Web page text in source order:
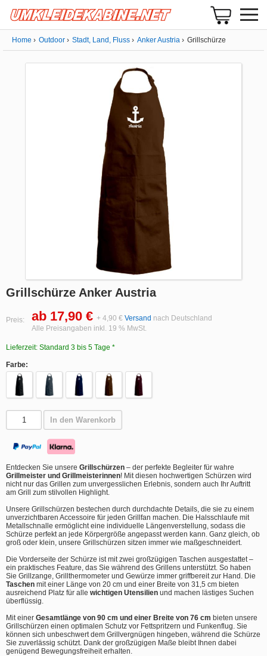
Home Outdoor Stadt, Land, Fluss Anker Austria Grillschürze
Grillschürze Anker Austria
Preis: ab 17,90 € + 4,90 € Versand nach Deutschland
Alle Preisangaben inkl. 19 % MwSt.
Lieferzeit: Standard 3 bis 5 Tage *
Farbe:
In den Warenkorb
Entdecken Sie unsere Grillschürzen – der perfekte Begleiter für wahre
Grillmeister und Grillmeisterinnen! Mit diesen hochwertigen Schürzen wird
nicht nur das Grillen zum unvergesslichen Erlebnis, sondern auch Ihr Auftritt
am Grill zum stilvollen Highlight.
Unsere Grillschürzen bestechen durch durchdachte Details, die sie zu einem
unverzichtbaren Accessoire für jeden Grillfan machen. Die Halsschlaufe mit
Metallschnalle ermöglicht eine individuelle Längenverstellung, sodass die
Schürze perfekt an jede Körpergröße angepasst werden kann. Ganz gleich, ob
groß oder klein, unsere Grillschürzen sitzen immer wie maßgeschneidert.
Die Vorderseite der Schürze ist mit zwei großzügigen Taschen ausgestattet –
ein praktisches Feature, das Sie während des Grillens unterstützt. So haben
Sie Grillzange, Grillthermometer und Gewürze immer griffbereit zur Hand. Die
Taschen mit einer Länge von 20 cm und einer Breite von 31,5 cm bieten
ausreichend Platz für alle wichtigen Utensilien und machen lästiges Suchen
überflüssig.
Mit einer Gesamtlänge von 90 cm und einer Breite von 76 cm bieten unsere
Grillschürzen einen optimalen Schutz vor Fettspritzern und Funkenflug. Sie
können sich unbeschwert dem Grillvergnügen hingeben, während die Schürze
Sie zuverlässig schützt. Dank der großzügigen Maße bleibt Ihnen dabei
genügend Bewegungsfreiheit erhalten.